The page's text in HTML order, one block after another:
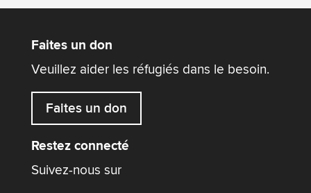
Faites un don
Veuillez aider les réfugiés dans le besoin.
Faites un don
Restez connecté
Suivez-nous sur